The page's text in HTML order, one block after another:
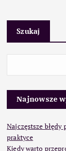
Szukaj
Najnowsze
Najczęstsze błędy
praktyce
Kiedy warto